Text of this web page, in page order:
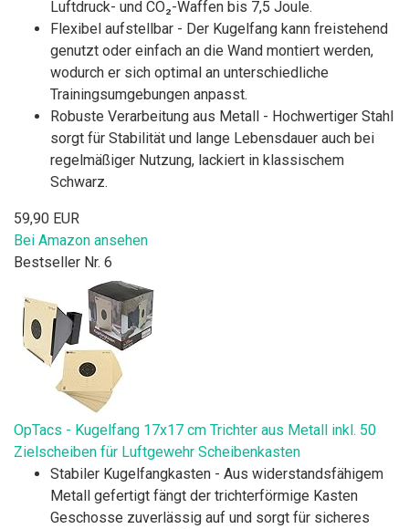
Luftdruck- und CO₂-Waffen bis 7,5 Joule.
Flexibel aufstellbar - Der Kugelfang kann freistehend
genutzt oder einfach an die Wand montiert werden,
wodurch er sich optimal an unterschiedliche
Trainingsumgebungen anpasst.
Robuste Verarbeitung aus Metall - Hochwertiger Stahl
sorgt für Stabilität und lange Lebensdauer auch bei
regelmäßiger Nutzung, lackiert in klassischem
Schwarz.
59,90 EUR
Bei Amazon ansehen
Bestseller Nr. 6
OpTacs - Kugelfang 17x17 cm Trichter aus Metall inkl. 50
Zielscheiben für Luftgewehr Scheibenkasten
Stabiler Kugelfangkasten - Aus widerstandsfähigem
Metall gefertigt fängt der trichterförmige Kasten
Geschosse zuverlässig auf und sorgt für sicheres